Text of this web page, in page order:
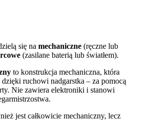
się na mechaniczne (ręczne lub
(zasilane baterią lub światłem).
to konstrukcja mechaniczna, która
ruchowi nadgarstka – za pomocą
Nie zawiera elektroniki i stanowi
jest całkowicie mechaniczny, lecz